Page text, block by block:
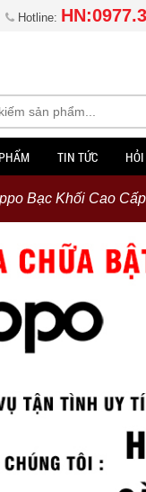
Hotline:
TIN TỨC
Bạc Khối Cao Cấp